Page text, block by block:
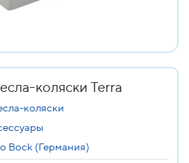
коляски Terra
коляски
Bock (Германия)